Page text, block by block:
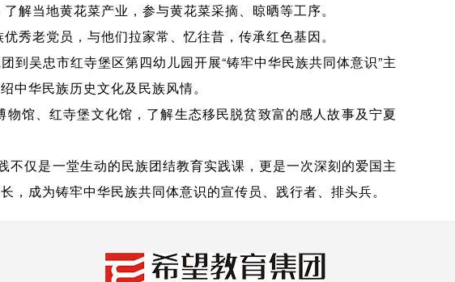
解当地黄花菜产业，参与黄花菜采摘、晾晒等工序。
秀老党员，与他们拉家常、忆往昔，传承红色基因。
到吴忠市红寺堡区第四幼儿园开展“铸牢中华民族共同体意识”主
中华民族历史文化及民族风情。
物馆、红寺堡文化馆，了解生态移民脱贫致富的感人故事及宁夏
不仅是一堂生动的民族团结教育实践课，更是一次深刻的爱国主
，成为铸牢中华民族共同体意识的宣传员、践行者、排头兵。